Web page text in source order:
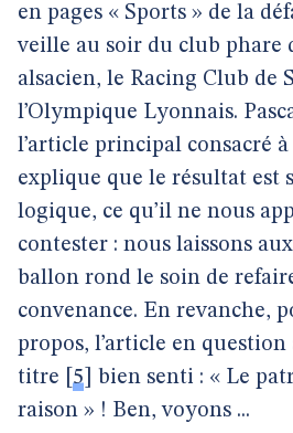
en pages « Sports » de la
veille au soir du club phare
alsacien, le Racing Club de
l’Olympique Lyonnais.
l’article principal consacré
explique que le résultat est
logique, ce qu’il ne nous
contester : nous laissons
ballon rond le soin de
convenance. En revanche,
propos, l’article en
titre
5
bien senti : « Le
raison » ! Ben, voyons ...